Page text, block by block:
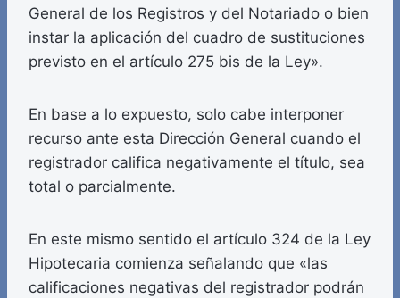
General de los Registros y del Notariado o bien
instar la aplicación del cuadro de sustituciones
previsto en el artículo 275 bis de la Ley».
En base a lo expuesto, solo cabe interponer
recurso ante esta Dirección General cuando el
registrador califica negativamente el título, sea
total o parcialmente.
En este mismo sentido el artículo 324 de la Ley
Hipotecaria comienza señalando que «las
calificaciones negativas del registrador podrán